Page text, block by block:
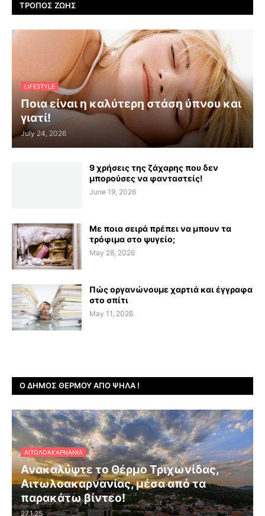
ΤΡΌΠΟΣ ΖΩΉΣ
LIFESTYLE
Ποια είναι η καλύτερη στάση ύπνου και
γιατί!
July 24, 2026
9 χρήσεις της ζάχαρης που δεν
μπορούσες να φανταστείς!
June 19, 2026
Με ποια σειρά πρέπει να μπουν τα
τρόφιμα στο ψυγείο;
May 28, 2026
Πώς οργανώνουμε χαρτιά και έγγραφα
στο σπίτι
May 11, 2026
Ο ΔΉΜΟΣ ΘΈΡΜΟΥ ΑΠΌ ΨΗΛΆ !
ΑΙΤΩΛΟΑΚΑΡΝΑΝΊΑ
Ανακαλύψτε το Θέρμο Τριχωνίδας,
Αιτωλοακαρνανίας, μέσα από τα
παρακάτω βίντεο!
27.1.25